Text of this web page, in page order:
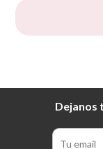
Dejanos